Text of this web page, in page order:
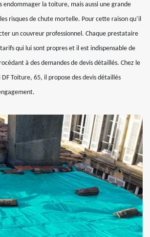
endommager la toiture, mais aussi une grande
risques de chute mortelle. Pour cette raison qu’il
un couvreur professionnel. Chaque prestataire
qui lui sont propres et il est indispensable de
à des demandes de devis détaillés. Chez le
Toiture, 65, il propose des devis détaillés